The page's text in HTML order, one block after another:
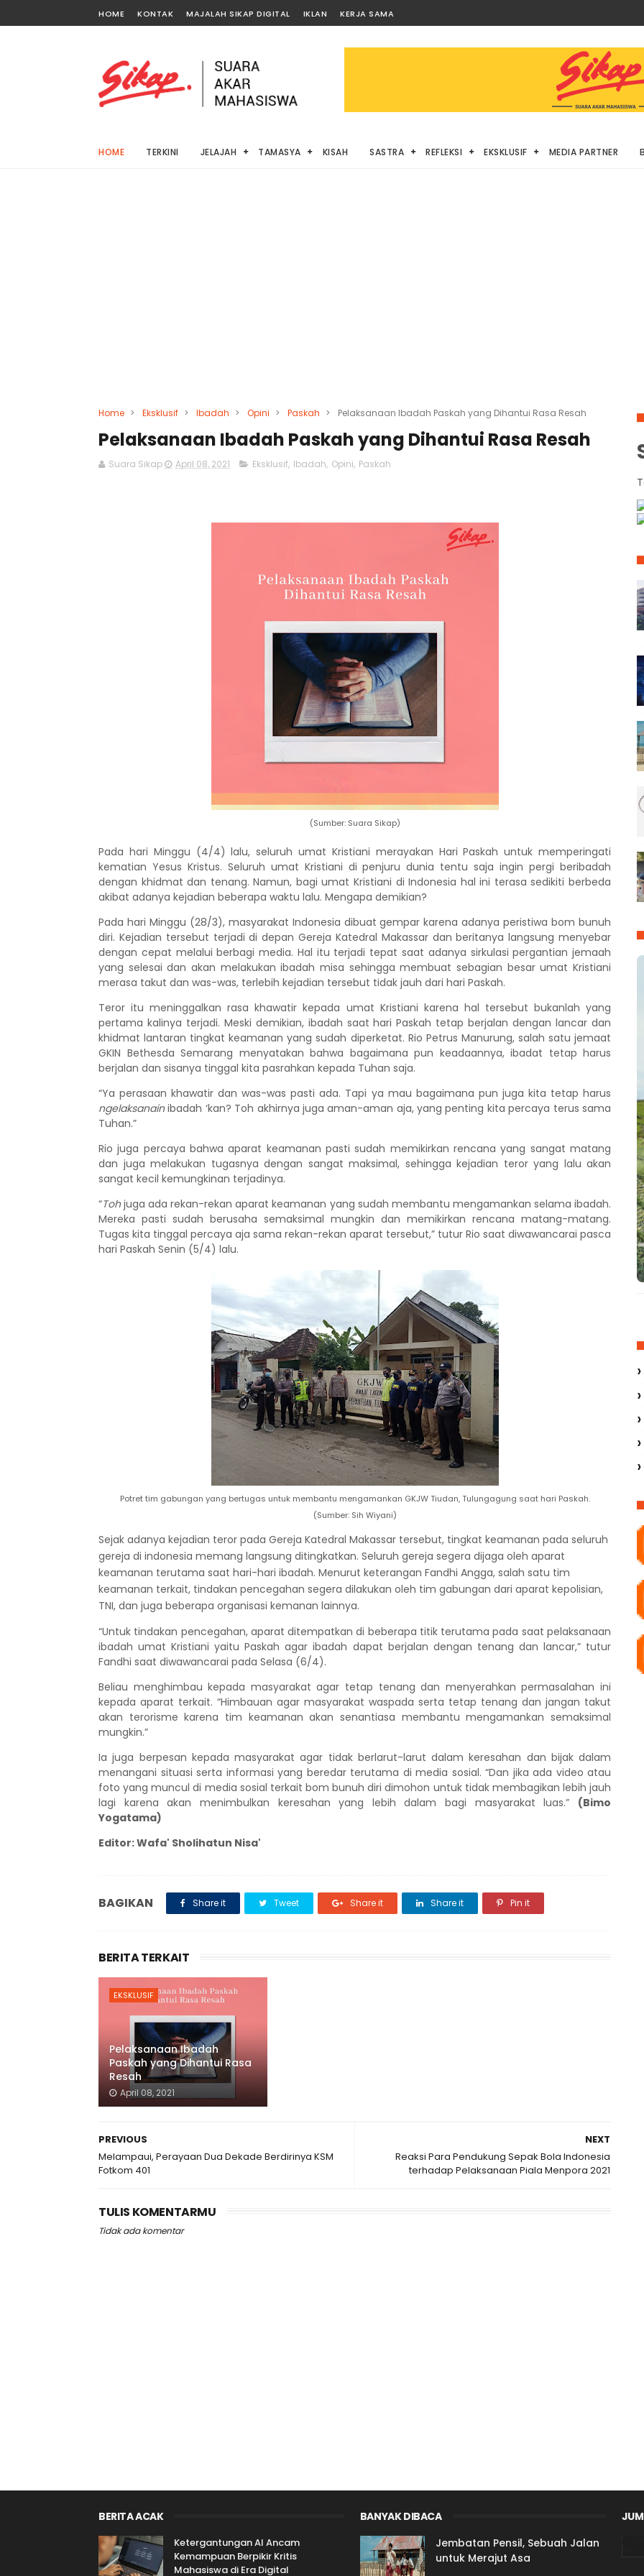
HOME KONTAK MAJALAH SIKAP DIGITAL IKLAN KERJA SAMA
HOME TERKINI JELAJAH TAMASYA KISAH SASTRA REFLEKSI EKSKLUSIF MEDIA PARTNER
Home > Eksklusif > Ibadah > Opini > Paskah > Pelaksanaan Ibadah Paskah yang Dihantui Rasa Resah
Pelaksanaan Ibadah Paskah yang Dihantui Rasa Resah
Suara Sikap April 08, 2021 Eksklusif, Ibadah, Opini, Paskah
(Sumber: Suara Sikap)
Pada hari Minggu (4/4) lalu, seluruh umat Kristiani merayakan Hari Paskah untuk memperingati
kematian Yesus Kristus. Seluruh umat Kristiani di penjuru dunia tentu saja ingin pergi beribadah
dengan khidmat dan tenang. Namun, bagi umat Kristiani di Indonesia hal ini terasa sedikiti berbeda
akibat adanya kejadian beberapa waktu lalu. Mengapa demikian?
Pada hari Minggu (28/3), masyarakat Indonesia dibuat gempar karena adanya peristiwa bom bunuh
diri. Kejadian tersebut terjadi di depan Gereja Katedral Makassar danberitanyalangsung menyebar
dengan cepat melaluiberbagi media. Hal itu terjadi tepat saat adanya sirkulasi pergantian jemaah
yang selesai dan akan melakukan ibadah misa sehingga membuat sebagian besar umat Kristiani
merasa takut dan was-was, terlebih kejadian tersebut tidak jauh dari hari Paskah.
Teroritu meninggalkan rasa khawatir kepada umat Kristiani karena hal tersebut bukanlah yang
pertama kalinya terjadi. Meski demikian, ibadah saat hari Paskah tetap berjalan dengan lancar dan
khidmat lantaran tingkat keamanan yang sudah diperketat. Rio Petrus Manurung, salah satu jemaat
GKIN Bethesda Semarang menyatakan bahwa bagaimana pun keadaannya, ibadat tetap harus
berjalan dan sisanya tinggal kita pasrahkan kepada Tuhan saja.
“Ya perasaan khawatirdan was-was pasti ada. Tapi ya mau bagaimana pun juga kita tetap harus
ngelaksanainibadah ‘kan? Toh akhirnya juga aman-aman aja, yang penting kita percaya terus sama
Tuhan.”
Rio juga percaya bahwa aparat keamanan pasti sudah memikirkan rencana yang sangat matang
dan juga melakukan tugasnya dengan sangat maksimal, sehingga kejadian teror yang lalu akan
sangat kecil kemungkinan terjadinya.
“Tohjuga ada rekan-rekan aparat keamanan yang sudah membantu mengamankan selama ibadah.
Mereka pastisudah berusaha semaksimal mungkin dan memikirkan rencana matang-matang.
Tugas kita tinggal percaya aja sama rekan-rekan aparat tersebut,” tutur Rio saat diwawancarai pasca
hari Paskah Senin (5/4) lalu.
Potret tim gabungan yang bertugas untuk membantu mengamankan GKJW Tiudan, Tulungagung saat hari Paskah.
(Sumber: Sih Wiyani)
Sejak adanya kejadian teror pada Gereja Katedral Makassar tersebut, tingkat keamanan pada seluruh
gereja di indonesia memang langsung ditingkatkan. Seluruh gereja segera dijaga oleh aparat
keamanan terutama saat hari-hari ibadah. Menurut keterangan Fandhi Angga, salah satu tim
keamanan terkait, tindakan pencegahan segera dilakukan oleh tim gabungan dari aparat kepolisian,
TNI, dan juga beberapa organisasi kemanan lainnya.
“Untuk tindakan pencegahan, aparat ditempatkan di beberapa titik terutama pada saat pelaksanaan
ibadah umat Kristiani yaitu Paskah agar ibadah dapat berjalan dengan tenang dan lancar,” tutur
Fandhi saat diwawancarai pada Selasa (6/4).
Beliau menghimbau kepada masyarakat agar tetap tenang dan menyerahkan permasalahan ini
kepada aparat terkait. “Himbauan agar masyarakat waspada serta tetap tenang dan jangan takut
akan terorisme karena tim keamanan akan senantiasa membantu mengamankan semaksimal
mungkin.”
Ia juga berpesan kepada masyarakat agar tidak berlarut-larut dalam keresahan dan bijak dalam
menangani situasi serta informasi yang beredar terutama di media sosial. “Dan jika ada video atau
foto yang muncul di media sosial terkait bom bunuh diri dimohon untuktidak membagikan lebih jauh
lagi karena akan menimbulkan keresahan yang lebih dalam bagi masyarakat luas.” (Bimo
Yogatama)
Editor: Wafa' Sholihatun Nisa'
BAGIKAN Share it Tweet Share it Share it Pin it
BERITA TERKAIT
EKSKLUSIF
Pelaksanaan Ibadah
Paskah yang Dihantui Rasa
Resah
April 08, 2021
NEXT
Reaksi Para Pendukung Sepak Bola Indonesia
terhadap Pelaksanaan Piala Menpora 2021
PREVIOUS
Melampaui, Perayaan Dua Dekade Berdirinya KSM
Fotkom 401
TULIS KOMENTARMU
Tidak ada komentar
BERITA ACAK
Ketergantungan AI Ancam
Kemampuan Berpikir Kritis
Mahasiswa di Era Digital
BANYAK DIBACA
Jembatan Pensil, Sebuah Jalan
untuk Merajut Asa